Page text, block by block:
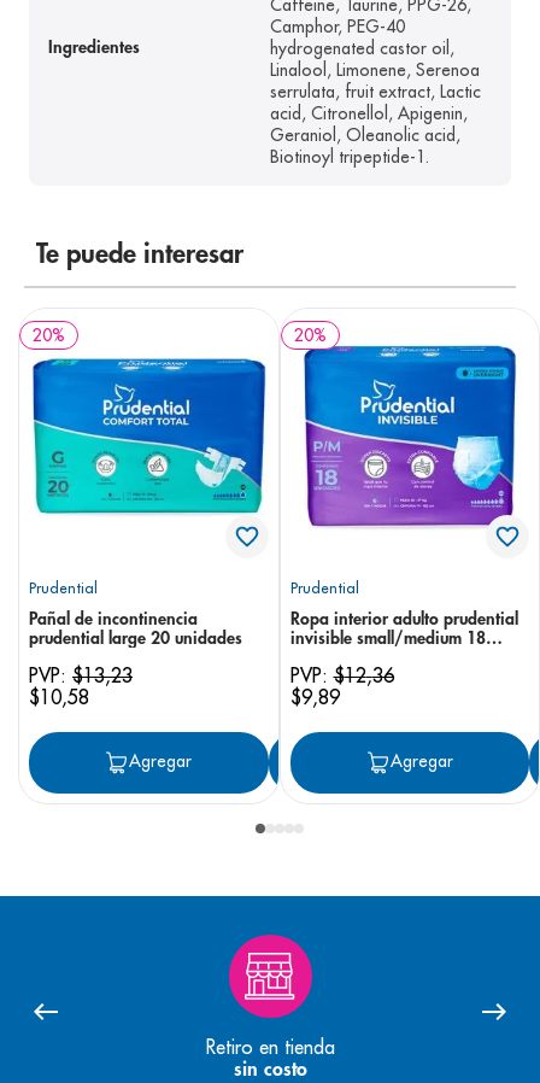
Ingredientes
Caffeine, Taurine, PPG-26,
Camphor, PEG-40
hydrogenated castor oil,
Linalool, Limonene, Serenoa
serrulata, fruit extract, Lactic
acid, Citronellol, Apigenin,
Geraniol, Oleanolic acid,
Biotinoyl tripeptide-1.
Te puede interesar
20%
Prudential
Pañal de incontinencia
prudential large 20 unidades
PVP: $13,23
$10,58
Agregar Agregar
20%
Prudential
Ropa interior adulto prudential
invisible small/medium 18
PVP:$12,36
$9,89
Agregar
Retiro en tienda
sin costo